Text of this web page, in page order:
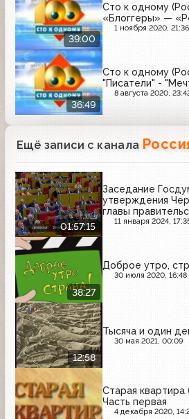
39:00
Сто к одному
«Блоггеры» —
1 ноября 2020, 21:36
36:49
Сто к одному
"Писатели" -
8 августа 2020,
Ещё записи с канала
01:57:15
Заседание
утверждения
главы
11 января 2024,
38:27
Доброе утро,
30 июля 2020, 16:48
12:58
Тысяча и один
30 мая 2021, 00:09
Старая квартира
Часть первая
4 декабря 2020,